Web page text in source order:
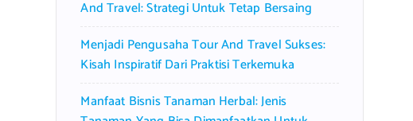
And Travel: Strategi Untuk Tetap Bersaing
Menjadi Pengusaha Tour And Travel Sukses:
Kisah Inspiratif Dari Praktisi Terkemuka
Manfaat Bisnis Tanaman Herbal: Jenis